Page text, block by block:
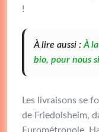
!
À lire aussi : À
bio, pour nous
Les livraisons se
de Friedolsheim,